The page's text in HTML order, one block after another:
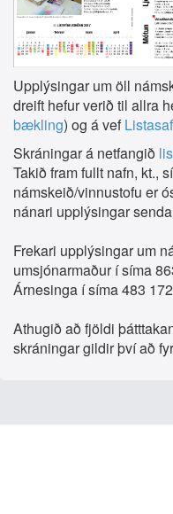
Upplýsingar um öll
dreift hefur verið til allra
bækling) og á vef
Skráningar á netfangið
Takið fram fullt nafn, kt.,
námskeið/vinnustofu er
nánari upplýsingar
Frekari upplýsingar um
umsjónarmaður í síma
Árnesinga í síma 483
Athugið að fjöldi
skráningar gildir því að